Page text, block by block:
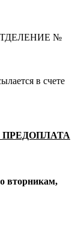
№
в счете
ПРЕДОПЛАТА
вторникам,